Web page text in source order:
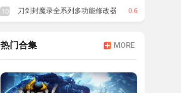
10 刀剑封魔录全系列多功能修改器 0.6
热门合集 MORE